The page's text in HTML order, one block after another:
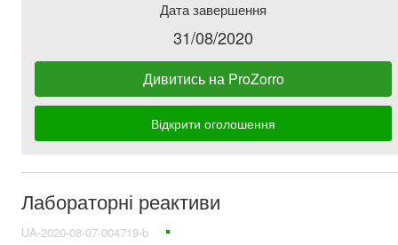
Дата завершення
31/08/2020
Дивитись на ProZorro
Відкрити оголошення
Лабораторні реактиви
UA-2020-08-07-004719-b